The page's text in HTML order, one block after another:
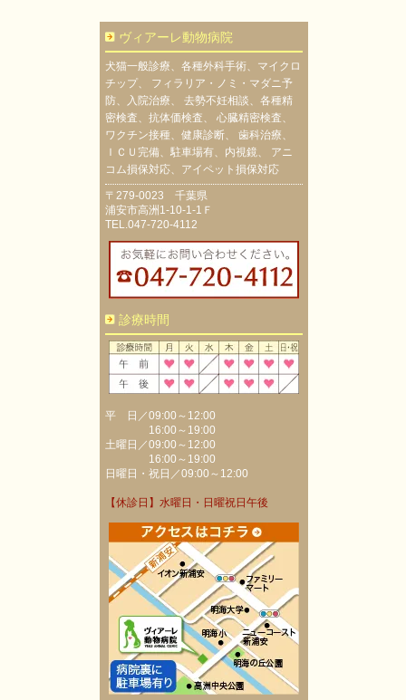
ヴィアーレ動物病院
犬猫一般診療、各種外科手術、マイクロ
チップ、 フィラリア・ノミ・マダニ予
防、入院治療、 去勢不妊相談、各種精
密検査、抗体価検査、 心臓精密検査、
ワクチン接種、健康診断、 歯科治療、
ＩＣＵ完備、駐車場有、内視鏡、 アニ
コム損保対応、アイペット損保対応
〒279-0023 千葉県
浦安市高洲1-10-1-1Ｆ
TEL.047-720-4112
診療時間
平 日／09:00～12:00
16:00～19:00
土曜日／09:00～12:00
16:00～19:00
日曜日・祝日／09:00～12:00
【休診日】水曜日・日曜祝日午後